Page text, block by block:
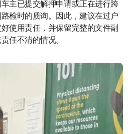
主已提交解押申请或正在进行跨
检时的质询。因此，建议在过户
使用责任，并保留完整的文件副
任不清的情况。